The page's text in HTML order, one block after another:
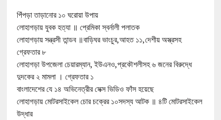
পিঁপড়া তাড়ানোর ১০ ঘরোয়া উপায়
লোহাগড়ায় যুবক হত্যা ॥ প্রেমিকা স্বর্নালী পলাতক
লোহাগড়ায় সন্ত্রসী তান্ডব ॥বাড়িঘর ভাংচুর,আহত ১১,দেশীয় অস্ত্রসহ
গ্রেফতার ৮
লোহাগড়া উপজেলা চেয়ারম্যান, ইউএনও,প্রকৌশলীসহ ৬ জনের বিরুদ্ধে
দুদকের ২ মামলা । গ্রেফতার ১
বাংলাদেশের যে ১৪ অভিনেত্রীর সেক্স ভিডিও ফাঁস হয়েছে
লোহাগড়ায় মোটরসাইকেল চোর চক্রের ১০সদস্য আটক ॥ ৪টি মোটরসাইকেল
উদ্ধার